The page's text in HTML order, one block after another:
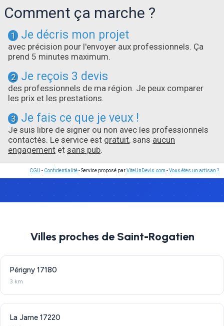
Comment ça marche ?
1 Je décris mon projet
avec précision pour l'envoyer aux professionnels. Ça
prend 5 minutes maximum.
2 Je reçois 3 devis
des professionnels de ma région. Je peux comparer
les prix et les prestations.
3 Je fais ce que je veux !
Je suis libre de signer ou non avec les professionnels
contactés. Le service est gratuit, sans aucun
engagement et sans pub.
CGU - Confidentialité- Service proposé parViteUnDevis.com -Vous êtes un artisan ?
Villes proches de Saint-Rogatien
Périgny 17180
3 km
La Jarne 17220